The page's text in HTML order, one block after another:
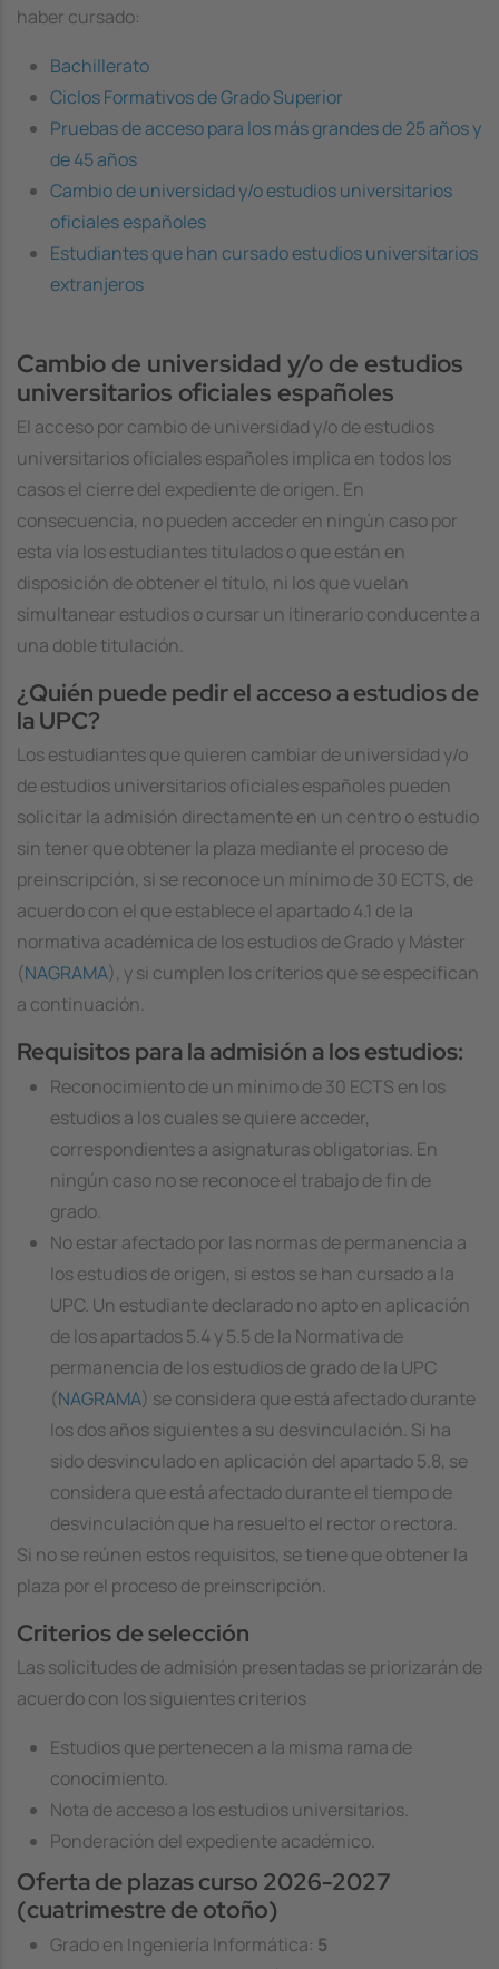
haber cursado:
Bachillerato
Ciclos Formativos de Grado Superior
Pruebas de acceso para los más grandes de 25 años y
de 45 años
Cambio de universidad y/o estudios universitarios
oficiales españoles
Estudiantes que han cursado estudios universitarios
extranjeros
Cambio de universidad y/o de estudios
universitarios oficiales españoles
El acceso por cambio de universidad y/o de estudios
universitarios oficiales españoles implica en todos los
casos el cierre del expediente de origen. En
consecuencia, no pueden acceder en ningún caso por
esta vía los estudiantes titulados o que están en
disposición de obtener el título, ni los que vuelan
simultanear estudios o cursar un itinerario conducente a
una doble titulación.
¿Quién puede pedir el acceso a estudios de
la UPC?
Los estudiantes que quieren cambiar de universidad y/o
de estudios universitarios oficiales españoles pueden
solicitar la admisión directamente en un centro o estudio
sin tener que obtener la plaza mediante el proceso de
preinscripción, si se reconoce un mínimo de 30 ECTS, de
acuerdo con el que establece el apartado 4.1 de la
normativa académica de los estudios de Grado y Máster
(NAGRAMA), y si cumplen los criterios que se especifican
a continuación.
Requisitos para la admisión a los estudios:
Reconocimiento de un mínimo de 30 ECTS en los
estudios a los cuales se quiere acceder,
correspondientes a asignaturas obligatorias. En
ningún caso no se reconoce el trabajo de fin de
grado.
No estar afectado por las normas de permanencia a
los estudios de origen, si estos se han cursado a la
UPC. Un estudiante declarado no apto en aplicación
de los apartados 5.4 y 5.5 de la Normativa de
permanencia de los estudios de grado de la UPC
(NAGRAMA) se considera que está afectado durante
los dos años siguientes a su desvinculación. Si ha
sido desvinculado en aplicación del apartado 5.8, se
considera que está afectado durante el tiempo de
desvinculación que ha resuelto el rector o rectora.
Si no se reúnen estos requisitos, se tiene que obtener la
plaza por el proceso de preinscripción.
Criterios de selección
Las solicitudes de admisión presentadas se priorizarán de
acuerdo con los siguientes criterios
Estudios que pertenecen a la misma rama de
conocimiento.
Nota de acceso a los estudios universitarios.
Ponderación del expediente académico.
Oferta de plazas curso 2026-2027
(cuatrimestre de otoño)
Grado en Ingeniería Informática: 5